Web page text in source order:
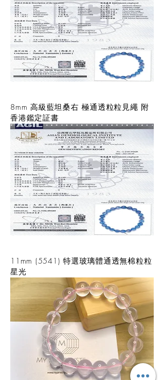
8mm 高級藍坦桑右 極通透粒粒見繩 附
香港鑑定証書
11mm (5541) 特選玻璃體通透無棉粒粒
星光